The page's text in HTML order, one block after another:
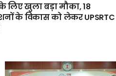
लिए खुला बड़ा मौका, 18
के विकास को लेकर UPSRTC